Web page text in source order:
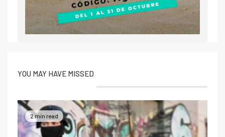
YOU MAY HAVE MISSED
2 min read